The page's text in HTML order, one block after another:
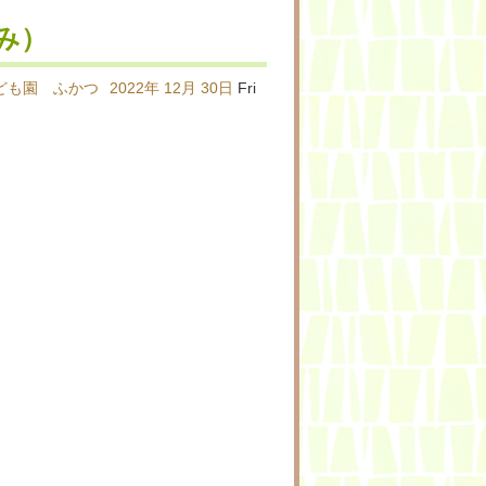
）
2022年 12月 30日 Fri
も園 ふかつ